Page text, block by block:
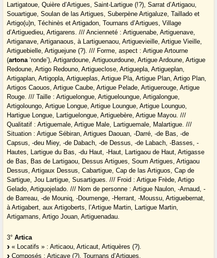
Lartigatoue, Quière d’Artigues, Saint-Lartigue (!?), Sarrat d’Artigaou,
Souartigue, Soulan de las Artigues, Suberpène Artigaluze, Taillado et
Artigo(u)n, Téchinès et Artigadon, Tournans d’Artigues, Village
d’Artiguedieu, Artigarens. /// Ancienneté : Artiguenabe, Artiguenave,
Artiganave, Artiganaous, à Lartiguenaou, Artiguevieille, Artigue Vieille,
Artiguebielle, Artiguejune (?). /// Forme, aspect : Artigue Artourne
(artona‘ronde’), Artigardoune, Artiguourdoune, Artigue Ardoune, Artigue
Redoune, Artigo Redouno, Artigueclose, Artiguepla, Artigueplan,
Artigaplan, Artigopla, Artigueplas, Artigue Pla, Artigue Plan, Artigo Plan,
Artigos Caouos, Artigue Caube, Artigue Pelade, Artiguerouge, Artigue
Rouge. /// Taille : Artiguelongue, Artigueloungue, Artigalongue,
Artigoloungo, Artigue Longue, Artigue Loungue, Artigue Lounguo,
Hartigue Longue, Lartiguelongue, Artiguebère, Artigue Mayou. ///
Qualitatif : Artiguemale, Artigue Male, Lartiguemale, Malartigue. ///
Situation : Artigue Sébiran, Artigues Daouan, -Darré, -de Bas, -de
Capsus, -deu Miey, -de Dabach, -de Dessus, -de Labach, -Basses, -
Hautes, Lartigue du Bas, -du Haut, -Haut, Lartigaou de Haut, Artigasse
de Bas, Bas de Lartigaou, Dessus Artigues, Soum Artigues, Artigaou
Dessus, Artigaux Dessus, Cabartigue, Cap de las Artiguos, Cap de
Sartigue, Jou Lartigue, Susartigues. /// Froid : Artigue Frède, Artigo
Gelado, Artiguojelado. /// Nom de personne : Artigue Naulon, -Arnaud, -
de Barreau, -de Mouniq, -Doumenge, -Herrant, -Moussu, Artiguebernat,
à Artigabert, aux Artigoberts, l’Artigue Martin, Lartigue Martin,
Artigamans, Artigo Jouan, Artiguenadau.
3°Artica
« Locatifs » : Articaou, Articaut, Artiquères (?).
Composés : Articave (?), Tournans d’Artiques.